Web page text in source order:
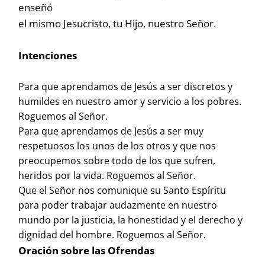
enseñó
el mismo Jesucristo, tu Hijo, nuestro Señor.
Intenciones
Para que aprendamos de Jesús a ser discretos y
humildes en nuestro amor y servicio a los pobres.
Roguemos al Señor.
Para que aprendamos de Jesús a ser muy
respetuosos los unos de los otros y que nos
preocupemos sobre todo de los que sufren,
heridos por la vida. Roguemos al Señor.
Que el Señor nos comunique su Santo Espíritu
para poder trabajar audazmente en nuestro
mundo por la justicia, la honestidad y el derecho y
dignidad del hombre. Roguemos al Señor.
Oración sobre las Ofrendas